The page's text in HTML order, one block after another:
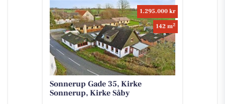
1.295.000 kr
142 m2
Sonnerup Gade 35, Kirke
Sonnerup, Kirke Såby